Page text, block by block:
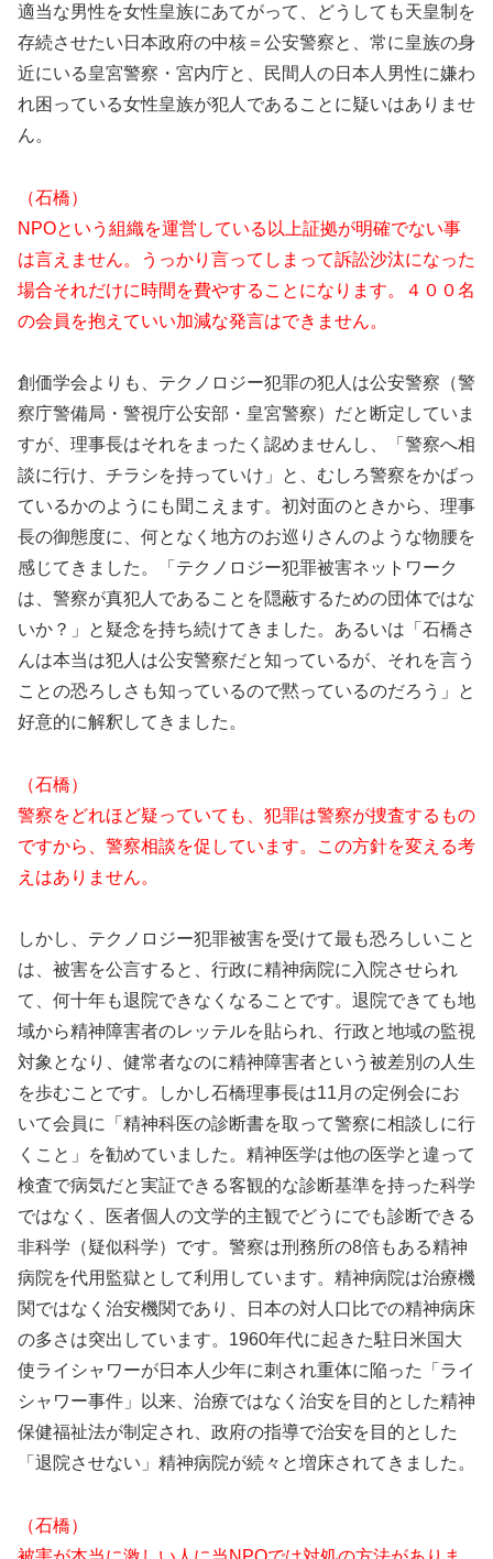
適当な男性を女性皇族にあてがって、どうしても天皇制を
存続させたい日本政府の中核＝公安警察と、常に皇族の身
近にいる皇宮警察・宮内庁と、民間人の日本人男性に嫌わ
れ困っている女性皇族が犯人であることに疑いはありませ
ん。
（石橋）
NPOという組織を運営している以上証拠が明確でない事
は言えません。うっかり言ってしまって訴訟沙汰になった
場合それだけに時間を費やすることになります。４００名
の会員を抱えていい加減な発言はできません。
創価学会よりも、テクノロジー犯罪の犯人は公安警察（警
察庁警備局・警視庁公安部・皇宮警察）だと断定していま
すが、理事長はそれをまったく認めませんし、「警察へ相
談に行け、チラシを持っていけ」と、むしろ警察をかばっ
ているかのようにも聞こえます。初対面のときから、理事
長の御態度に、何となく地方のお巡りさんのような物腰を
感じてきました。「テクノロジー犯罪被害ネットワーク
は、警察が真犯人であることを隠蔽するための団体ではな
いか？」と疑念を持ち続けてきました。あるいは「石橋さ
んは本当は犯人は公安警察だと知っているが、それを言う
ことの恐ろしさも知っているので黙っているのだろう」と
好意的に解釈してきました。
（石橋）
警察をどれほど疑っていても、犯罪は警察が捜査するもの
ですから、警察相談を促しています。この方針を変える考
えはありません。
しかし、テクノロジー犯罪被害を受けて最も恐ろしいこと
は、被害を公言すると、行政に精神病院に入院させられ
て、何十年も退院できなくなることです。退院できても地
域から精神障害者のレッテルを貼られ、行政と地域の監視
対象となり、健常者なのに精神障害者という被差別の人生
を歩むことです。しかし石橋理事長は11月の定例会にお
いて会員に「精神科医の診断書を取って警察に相談しに行
くこと」を勧めていました。精神医学は他の医学と違って
検査で病気だと実証できる客観的な診断基準を持った科学
ではなく、医者個人の文学的主観でどうにでも診断できる
非科学（疑似科学）です。警察は刑務所の8倍もある精神
病院を代用監獄として利用しています。精神病院は治療機
関ではなく治安機関であり、日本の対人口比での精神病床
の多さは突出しています。1960年代に起きた駐日米国大
使ライシャワーが日本人少年に刺され重体に陥った「ライ
シャワー事件」以来、治療ではなく治安を目的とした精神
保健福祉法が制定され、政府の指導で治安を目的とした
「退院させない」精神病院が続々と増床されてきました。
（石橋）